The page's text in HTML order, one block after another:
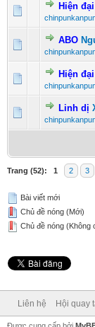
Hiện đại
ABO
Hiện đại
Linh dị
Trang (52): 1 2 3
Bài viết mới
Chủ đề nóng (Mới)
Chủ đề nóng (Không
Liên hệ Hội quay